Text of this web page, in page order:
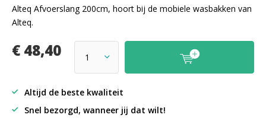
Alteq Afvoerslang 200cm, hoort bij de mobiele wasbakken van
Alteq.
€ 48,40
Altijd de beste kwaliteit
Snel bezorgd, wanneer jij dat wilt!